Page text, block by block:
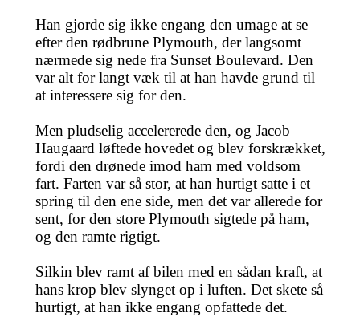
Han gjorde sig ikke engang den umage at se
efter den rødbrune Plymouth, der langsomt
nærmede sig nede fra Sunset Boulevard. Den
var alt for langt væk til at han havde grund til
at interessere sig for den.
Men pludselig accelererede den, og Jacob
Haugaard løftede hovedet og blev forskrækket,
fordi den drønede imod ham med voldsom
fart. Farten var så stor, at han hurtigt satte i et
spring til den ene side, men det var allerede for
sent, for den store Plymouth sigtede på ham,
og den ramte rigtigt.
Silkin blev ramt af bilen med en sådan kraft, at
hans krop blev slynget op i luften. Det skete så
hurtigt, at han ikke engang opfattede det.